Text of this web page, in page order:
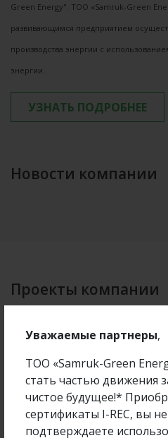
Уважаемые партнеры,
ТОО «Samruk-Green
стать частью движения
чистое будущее!*
сертификаты I-REC, вы
подтверждаете
Green Energy". ТОО «Samruk-Green
развивающимся предприятием
производства энергии с
энергии.
УЗНАТЬ ПОДРОБНЕЕ
Новости компании
Проекты компании
30 ноября 2018